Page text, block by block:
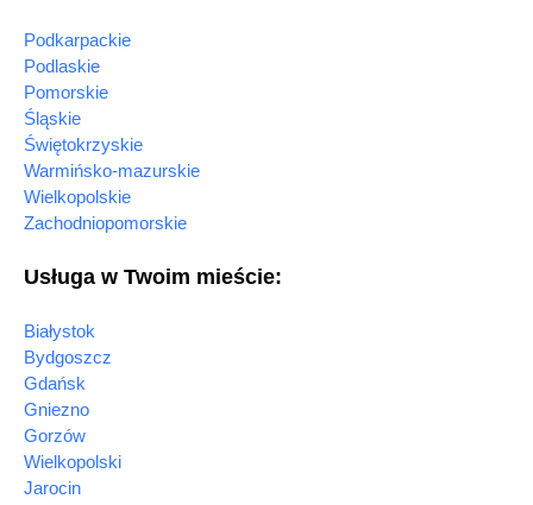
Podkarpackie
Podlaskie
Pomorskie
Śląskie
Świętokrzyskie
Warmińsko-mazurskie
Wielkopolskie
Zachodniopomorskie
Usługa w Twoim mieście:
Białystok
Bydgoszcz
Gdańsk
Gniezno
Gorzów
Wielkopolski
Jarocin